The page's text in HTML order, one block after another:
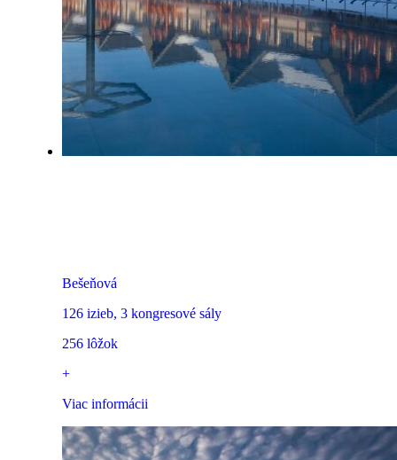
Bešeňová
126 izieb, 3 kongresové sály
256 lôžok
+
Viac informácii